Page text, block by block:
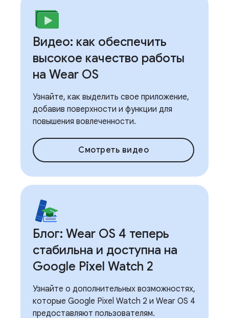
Видео: как обеспечить
высокое качество работы
на Wear OS
Узнайте, как выделить свое приложение,
добавив поверхности и функции для
повышения вовлеченности.
Смотреть видео
Блог: Wear OS 4 теперь
стабильна и доступна на
Google Pixel Watch 2
Узнайте о дополнительных возможностях,
которые Google Pixel Watch 2 и Wear OS 4
предоставляют пользователям.